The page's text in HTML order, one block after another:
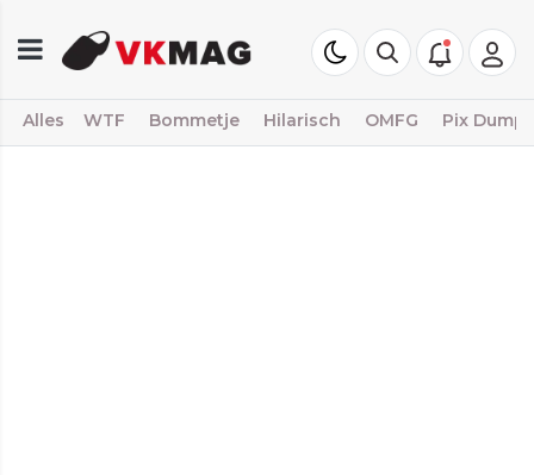
Alles WTF Bommetje Hilarisch OMFG Pix Dump